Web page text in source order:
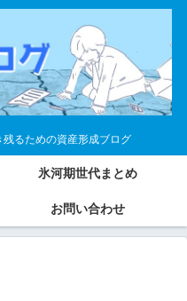
るための資産形成ブログ
氷河期世代まとめ
お問い合わせ